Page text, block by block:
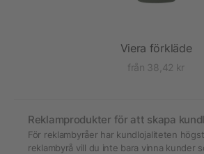
Viera förkläde
från 38,42 kr
Reklamprodukter för att skapa
För reklambyråer har kundlojaliteten
reklambyrå vill du inte bara vinna kunder